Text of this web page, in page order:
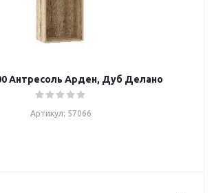
Антресоль Арден, Дуб Делано
Артикул: 57066